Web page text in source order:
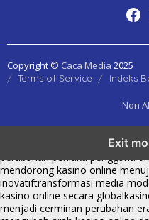
Copyright © Caca Media 2025
Terms of Service Indeks
Non
Exit
perubahan perilaku pengguna
mendorong kasino online
inovatiftransformasi media
kasino online secara global
menjadi cerminan perubahan